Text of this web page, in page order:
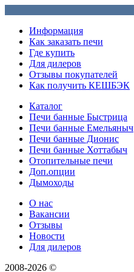
Информация
Как заказать печи
Где купить
Для дилеров
Отзывы покупателей
Как получить КЕШБЭК
Каталог
Печи банные Быстрица
Печи банные Емельяныч
Печи банные Дионис
Печи банные Хоттабыч
Отопительные печи
Доп.опции
Дымоходы
О нас
Вакансии
Отзывы
Новости
Для дилеров
2008-2026 ©